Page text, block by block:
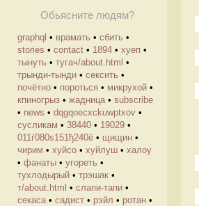
Обьясните людям?
graphql • врамать • сбить •
stories • contact • 1894 • хуеп •
тынуть • тугач/about.html •
трынди-тынди • сексить •
почётно • пороться • микрухой •
кпиногрыз • жадница • subscribe
• news • dqgqoecxckuwptxov •
cусликам • 38440 • 19029 •
011ѓ080ѕ151ђ240ё • щищин •
чирим • хуйсо • хуйлуш • халоу
• фанаты • угореть •
тухлодырый • трэшак •
т/about.html • слапи-тапи •
секаса • садист • рэйл • ротан •